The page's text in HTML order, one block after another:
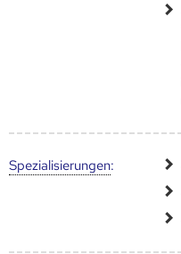
Speziali­sierungen: